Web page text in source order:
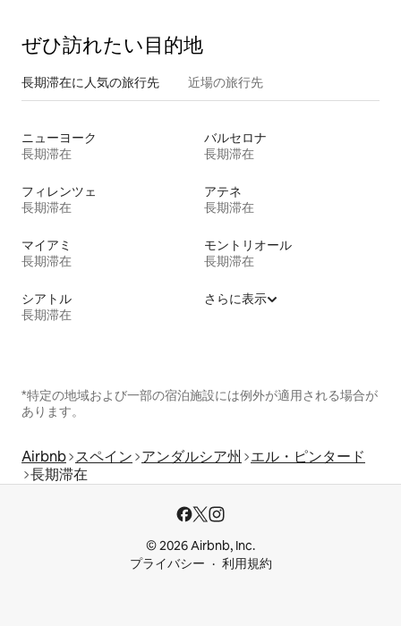
ぜひ訪⁠れ⁠た⁠い目⁠的⁠地
長期滞在に人気の旅行先 近場の旅行先
ニューヨーク
長期滞在
バルセロナ
長期滞在
フィレンツェ
長期滞在
アテネ
長期滞在
マイアミ
長期滞在
モントリオール
長期滞在
シアトル
長期滞在
さらに表示
*特定の地域および一部の宿泊施設には例外が適用される場合が
あります。
Airbnb スペイン アンダルシア州
エル・ピンタード
長期滞在
© 2026 Airbnb, Inc.
プライバシー
利用規約